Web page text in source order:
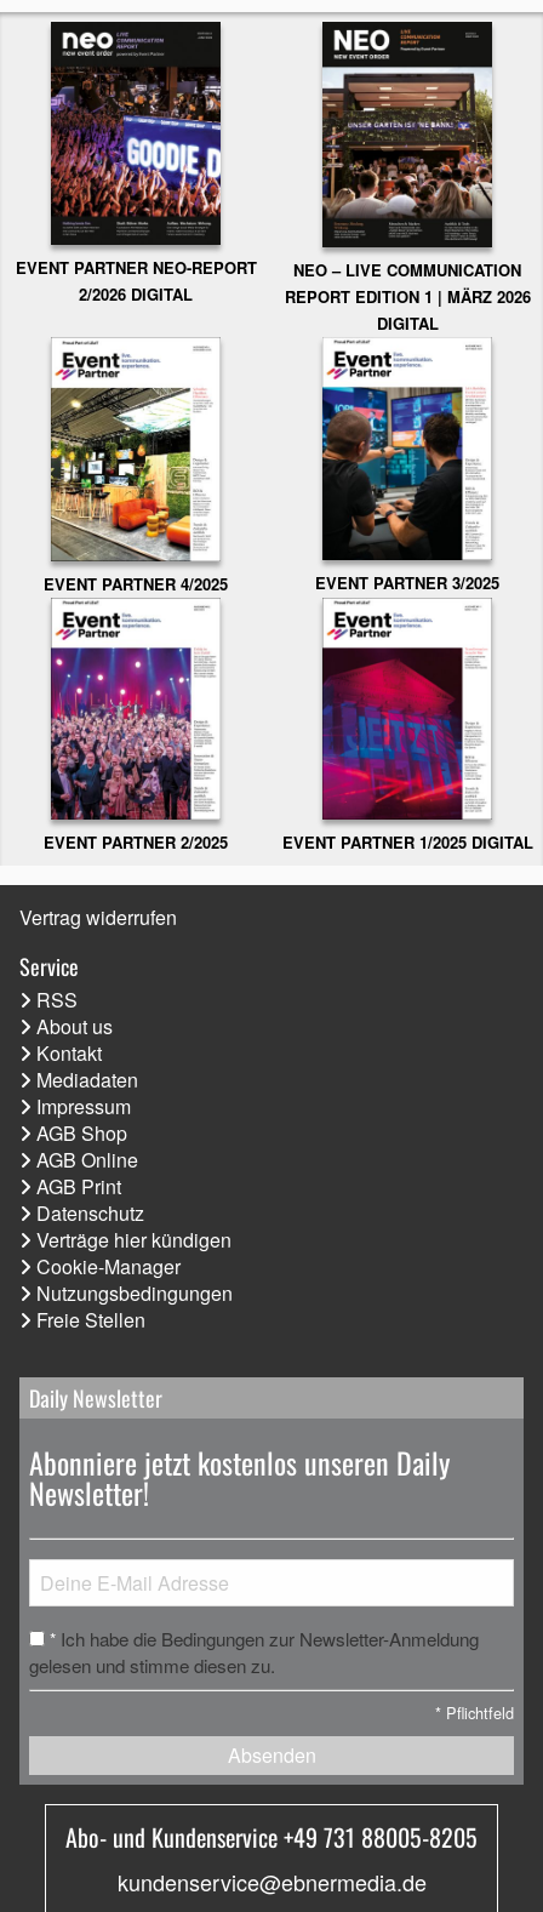
EVENT PARTNER NEO-REPORT
2/2026 DIGITAL
NEO – LIVE COMMUNICATION
REPORT EDITION 1 | MÄRZ 2026
DIGITAL
EVENT PARTNER 4/2025 EVENT PARTNER 3/2025
EVENT PARTNER 2/2025 EVENT PARTNER 1/2025 DIGITAL
Vertrag widerrufen
Service
RSS
About us
Kontakt
Mediadaten
Impressum
AGB Shop
AGB Online
AGB Print
Datenschutz
Verträge hier kündigen
Cookie-Manager
Nutzungsbedingungen
Freie Stellen
Daily Newsletter
Abonniere jetzt kostenlos unseren Daily
Newsletter!
* Ich habe die Bedingungen zur Newsletter-Anmeldung
gelesen und stimme diesen zu.
* Pflichtfeld
Absenden
Abo- und Kundenservice +49 731 88005-8205
kundenservice@ebnermedia.de